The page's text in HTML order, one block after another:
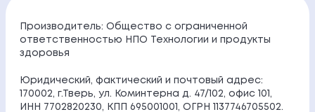
Производитель: Общество с ограниченной
ответственностью НПО Технологии и продукты
здоровья
Юридический, фактический и почтовый адрес:
170002, г.Тверь, ул. Коминтерна д. 47/102, офис 101,
ИНН 7702820230, КПП 695001001, ОГРН 1137746705502.